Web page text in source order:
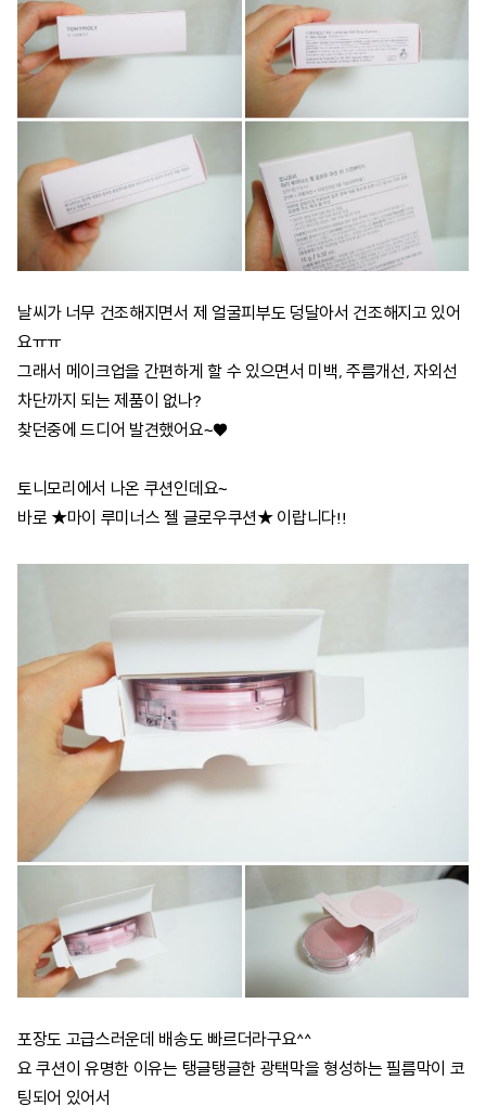
날씨가 너무 건조해지면서 제 얼굴피부도 덩달아서 건조해지고 있어
요ㅠㅠ
그래서 메이크업을 간편하게 할 수 있으면서 미백, 주름개선, 자외선
차단까지 되는 제품이 없나?
찾던중에 드디어 발견했어요~♥
토니모리에서 나온 쿠션인데요~
바로 ★마이 루미너스 젤 글로우쿠션★ 이랍니다!!
포장도 고급스러운데 배송도 빠르더라구요^^
요 쿠션이 유명한 이유는 탱글탱글한 광택막을 형성하는 필름막이 코
팅되어 있어서